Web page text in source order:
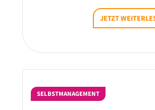
JETZT
SELBSTMANAGEMENT